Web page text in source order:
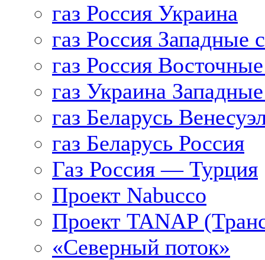
газ Россия Украина
газ Россия Западные
газ Россия
газ Украина
газ Беларусь
газ Беларусь Россия
Газ Россия — Турция
Проект Nabucco
Проект TANAP
«Северный поток»